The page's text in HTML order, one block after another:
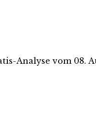
Analyse vom 08.